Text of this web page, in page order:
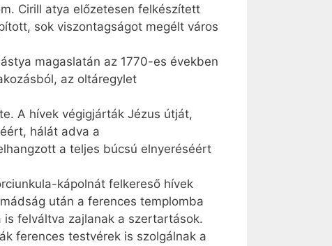
Cirill atya előzetesen felkészített
sok viszontagságot megélt város
magaslatán az 1770-es években
az oltáregylet
A hívek végigjárták Jézus útját,
hálát adva a
a teljes búcsú elnyeréséért
kápolnát felkereső hívek
után a ferences templomba
felváltva zajlanak a szertartások.
ferences testvérek is szolgálnak a